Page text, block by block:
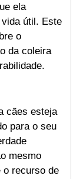
ela
útil. Este
o
da coleira
cães esteja
para o seu
mesmo
o recurso de